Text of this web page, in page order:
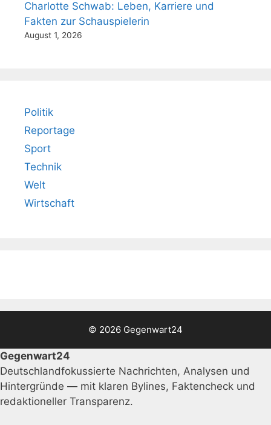
Charlotte Schwab: Leben, Karriere und
Fakten zur Schauspielerin
August 1, 2026
Politik
Reportage
Sport
Technik
Welt
Wirtschaft
© 2026 Gegenwart24
Gegenwart24
Deutschlandfokussierte Nachrichten, Analysen und
Hintergründe — mit klaren Bylines, Faktencheck und
redaktioneller Transparenz.